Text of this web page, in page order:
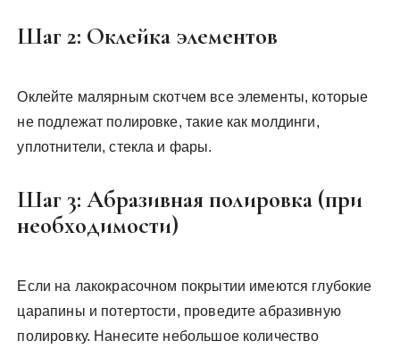
Шаг 2: Оклейка элементов
Оклейте малярным скотчем все элементы, которые
не подлежат полировке, такие как молдинги,
уплотнители, стекла и фары.
Шаг 3: Абразивная полировка (при
необходимости)
Если на лакокрасочном покрытии имеются глубокие
царапины и потертости, проведите абразивную
полировку. Нанесите небольшое количество